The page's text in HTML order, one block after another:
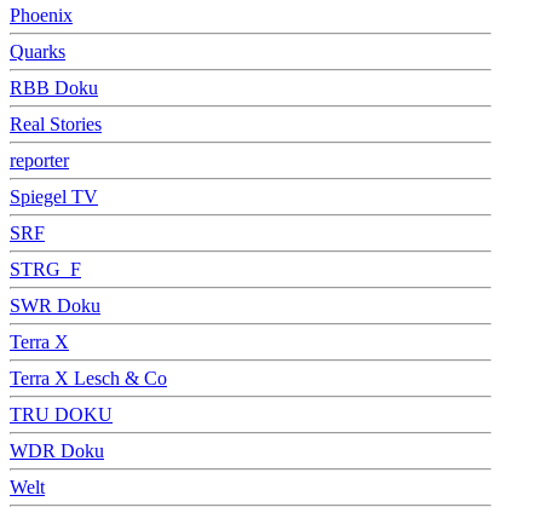
Phoenix
Quarks
RBB Doku
Real Stories
reporter
Spiegel TV
SRF
STRG_F
SWR Doku
Terra X
Terra X Lesch & Co
TRU DOKU
WDR Doku
Welt